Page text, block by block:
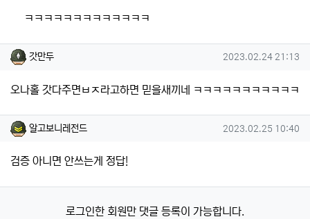
ㅋㅋㅋㅋㅋㅋㅋㅋㅋㅋㅋㅋㅋ
갓만두님의 댓글
갓만두 작성일
2023.02.24 21:13
오나홀 갓다주면ㅂㅈ라고하면 믿을새끼네 ㅋㅋㅋㅋㅋㅋㅋㅋㅋㅋㅋ
알고보니레전드님의 댓글
알고보니레전드 작성일
2023.02.25 10:40
검증 아니면 안쓰는게 정답!
로그인한 회원만 댓글 등록이 가능합니다.